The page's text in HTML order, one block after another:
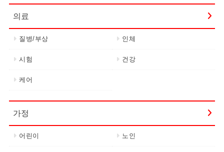
의료
질병/부상 인체
시험 건강
케어
가정
어린이 노인